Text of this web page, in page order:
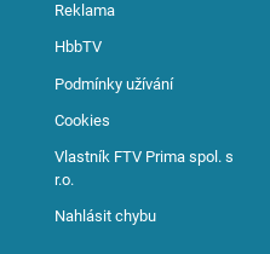
Reklama
HbbTV
Podmínky užívání
Cookies
Vlastník FTV Prima spol. s
r.o.
Nahlásit chybu